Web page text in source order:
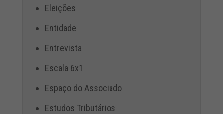
Eleições
Entidade
Entrevista
Escala 6x1
Espaço do Associado
Estudos Tributários